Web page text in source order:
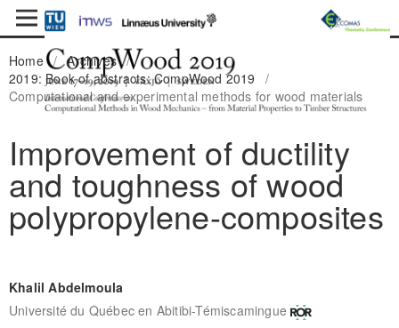
Home / Archives /
2019: Book of abstracts: CompWood 2019
/
Computational and experimental methods for wood materials
Improvement of ductility
and toughness of wood
polypropylene-composites
Khalil Abdelmoula
Université du Québec en Abitibi-Témiscamingue